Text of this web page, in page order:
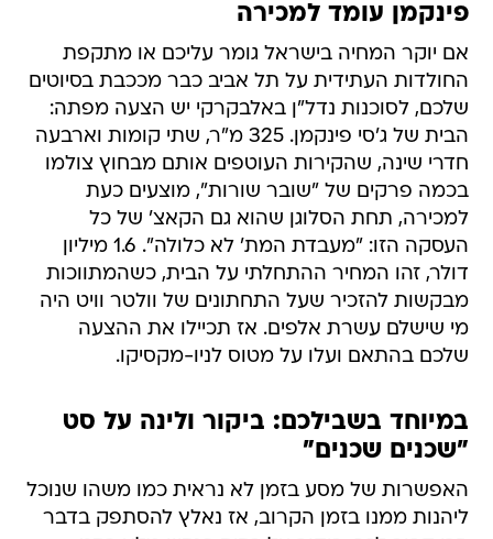
פינקמן עומד למכירה
אם יוקר המחיה בישראל גומר עליכם או מתקפת
החולדות העתידית על תל אביב כבר מככבת בסיוטים
שלכם, לסוכנות נדל"ן באלבקרקי יש הצעה מפתה:
הבית של ג'סי פינקמן. 325 מ"ר, שתי קומות וארבעה
חדרי שינה, שהקירות העוטפים אותם מבחוץ צולמו
בכמה פרקים של "שובר שורות", מוצעים כעת
למכירה, תחת הסלוגן שהוא גם הקאצ' של כל
העסקה הזו: "מעבדת המת' לא כלולה". 1.6 מיליון
דולר, זהו המחיר ההתחלתי על הבית, כשהמתווכות
מבקשות להזכיר שעל התחתונים של וולטר וויט היה
מי שישלם עשרת אלפים. אז תכיילו את ההצעה
שלכם בהתאם ועלו על מטוס לניו-מקסיקו.
במיוחד בשבילכם: ביקור ולינה על סט
"שכנים שכנים"
האפשרות של מסע בזמן לא נראית כמו משהו שנוכל
ליהנות ממנו בזמן הקרוב, אז נאלץ להסתפק בדבר